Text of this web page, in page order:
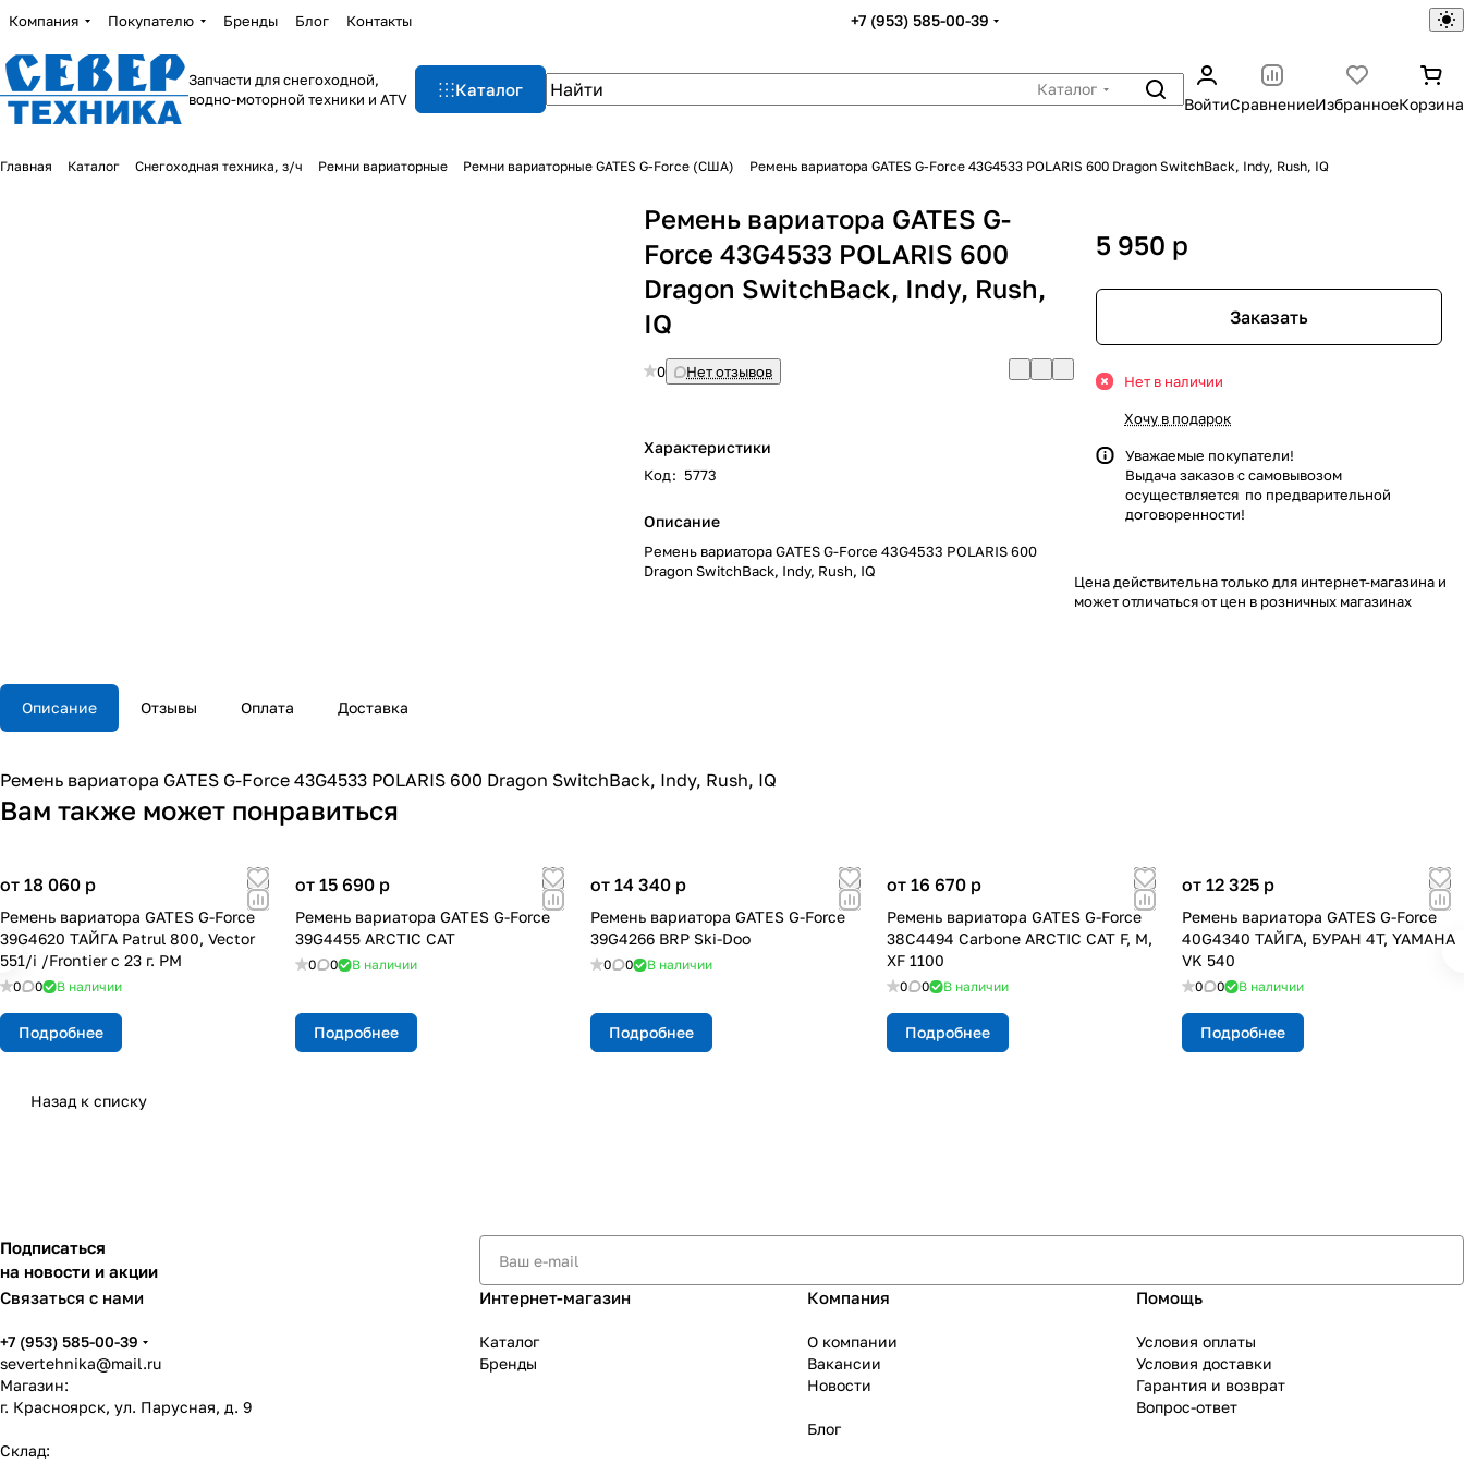
Компания Покупателю Бренды Блог Контакты +7 (953) 585-00-39
Запчасти для снегоходной,
водно-моторной техники и ATV
Каталог
Каталог
ВойтиСравнениеИзбранноеКорзина
Главная Каталог Снегоходная техника, з/ч Ремни вариаторные Ремни вариаторные GATES G-Force (США) Ремень вариатора GATES G-Force 43G4533 POLARIS 600 Dragon SwitchBack, Indy, Rush, IQ
Ремень вариатора GATES G-
Force 43G4533 POLARIS 600
Dragon SwitchBack, Indy, Rush,
IQ
0 Нет отзывов
Характеристики
Код: 5773
Описание
Ремень вариатора GATES G-Force 43G4533 POLARIS 600
Dragon SwitchBack, Indy, Rush, IQ
5 950 p
Заказать
Нет в наличии
Хочу в подарок
Уважаемые покупатели!
Выдача заказов с самовывозом
осуществляется по предварительной
договоренности!
Цена действительна только для интернет-магазина и
может отличаться от цен в розничных магазинах
Описание Отзывы Оплата Доставка
Ремень вариатора GATES G-Force 43G4533 POLARIS 600 Dragon SwitchBack, Indy, Rush, IQ
Вам также может понравиться
от 18 060 p
Ремень вариатора GATES G-Force
39G4620 ТАЙГА Patrul 800, Vector
551/i /Frontier с 23 г. РМ
0 0 В наличии
Подробнее
от 15 690 p
Ремень вариатора GATES G-Force
39G4455 ARCTIC CAT
0 0 В наличии
Подробнее
от 14 340 p
Ремень вариатора GATES G-Force
39G4266 BRP Ski-Doo
0 0 В наличии
Подробнее
от 16 670 p
Ремень вариатора GATES G-Force
38С4494 Carbone ARCTIC CAT F, M,
XF 1100
0 0 В наличии
Подробнее
от 12 325 p
Ремень вариатора GATES G-Force
40G4340 ТАЙГА, БУРАН 4Т, YAMAHA
VK 540
0 0 В наличии
Подробнее
Назад к списку
Подписаться
на новости и акции
Связаться с нами
+7 (953) 585-00-39
severtehnika@mail.ru
Магазин:
г. Красноярск, ул. Парусная, д. 9
Склад:
Интернет-магазин
Каталог
Бренды
Компания
О компании
Вакансии
Новости
Блог
Помощь
Условия оплаты
Условия доставки
Гарантия и возврат
Вопрос-ответ